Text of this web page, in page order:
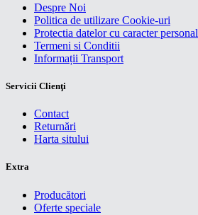
Despre Noi
Politica de utilizare Cookie-uri
Protectia datelor cu caracter personal
Termeni si Conditii
Informații Transport
Servicii Clienţi
Contact
Returnări
Harta sitului
Extra
Producători
Oferte speciale